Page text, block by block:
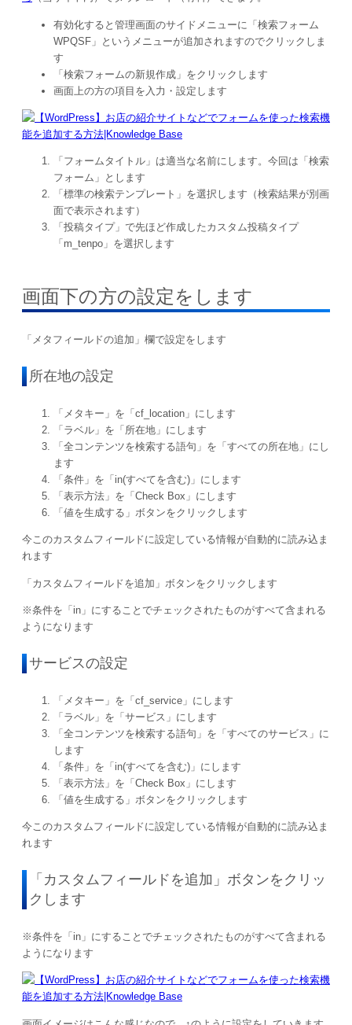
有効化すると管理画面のサイドメニューに「検索フォーム
WPQSF」というメニューが追加されますのでクリックしま
す
「検索フォームの新規作成」をクリックします
画面上の方の項目を入力・設定します
「フォームタイトル」は適当な名前にします。今回は「検索
フォーム」とします
「標準の検索テンプレート」を選択します（検索結果が別画
面で表示されます）
「投稿タイプ」で先ほど作成したカスタム投稿タイプ
「m_tenpo」を選択します
画面下の方の設定をします
「メタフィールドの追加」欄で設定をします
所在地の設定
「メタキー」を「cf_location」にします
「ラベル」を「所在地」にします
「全コンテンツを検索する語句」を「すべての所在地」にし
ます
「条件」を「in(すべてを含む)」にします
「表示方法」を「Check Box」にします
「値を生成する」ボタンをクリックします
今このカスタムフィールドに設定している情報が自動的に読み込ま
れます
「カスタムフィールドを追加」ボタンをクリックします
※条件を「in」にすることでチェックされたものがすべて含まれる
ようになります
サービスの設定
「メタキー」を「cf_service」にします
「ラベル」を「サービス」にします
「全コンテンツを検索する語句」を「すべてのサービス」に
します
「条件」を「in(すべてを含む)」にします
「表示方法」を「Check Box」にします
「値を生成する」ボタンをクリックします
今このカスタムフィールドに設定している情報が自動的に読み込ま
れます
「カスタムフィールドを追加」ボタンをクリッ
クします
※条件を「in」にすることでチェックされたものがすべて含まれる
ようになります